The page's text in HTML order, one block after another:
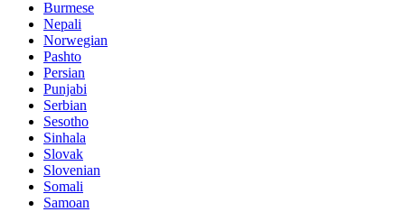
Burmese
Nepali
Norwegian
Pashto
Persian
Punjabi
Serbian
Sesotho
Sinhala
Slovak
Slovenian
Somali
Samoan